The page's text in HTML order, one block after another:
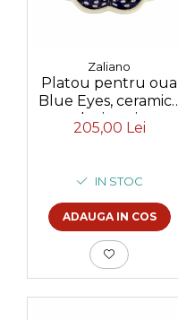
Colectia Blue Spring
Zaliano
Platou pentru oua
Blue Eyes, ceramica
smaltuita, pictat
manual, 24,0 cm
205,00 Lei
IN STOC
ADAUGA IN COS